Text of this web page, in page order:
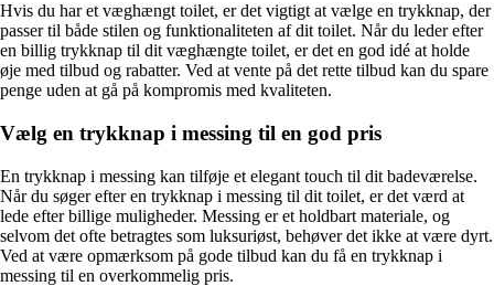
Hvis du har et væghængt toilet, er det vigtigt at vælge en trykknap, der
passer til både stilen og funktionaliteten af dit toilet. Når du leder efter
en billig trykknap til dit væghængte toilet, er det en god idé at holde
øje med tilbud og rabatter. Ved at vente på det rette tilbud kan du spare
penge uden at gå på kompromis med kvaliteten.
Vælg en trykknap i messing til en god pris
En trykknap i messing kan tilføje et elegant touch til dit badeværelse.
Når du søger efter en trykknap i messing til dit toilet, er det værd at
lede efter billige muligheder. Messing er et holdbart materiale, og
selvom det ofte betragtes som luksuriøst, behøver det ikke at være dyrt.
Ved at være opmærksom på gode tilbud kan du få en trykknap i
messing til en overkommelig pris.